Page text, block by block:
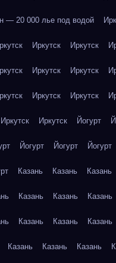
— 20 000 лье под водой
Иркутск Иркутск
Иркутск Иркутск
Иркутск Иркутск
Иркутск Иркутск Йогурт
Йогурт Йогурт Йогурт
Казань Казань Казань
Казань Казань Казань
Казань Казань Казань
Казань Казань Казань